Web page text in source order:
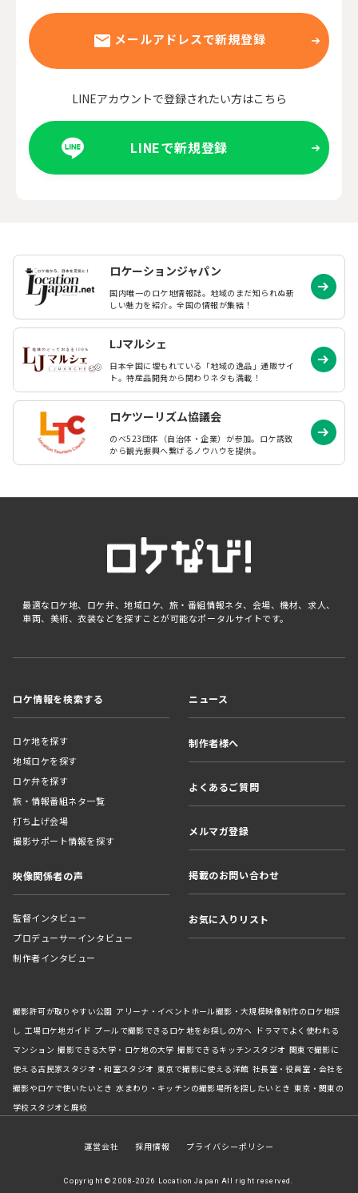
メールアドレスで新規登録
LINEアカウントで登録されたい方はこちら
LINEで新規登録
ロケーションジャパン
国内唯一のロケ地情報誌。地域のまだ知られぬ新
しい魅力を紹介。全国の情報が集結！
LJマルシェ
日本全国に埋もれている「地域の逸品」通販サイ
ト。特産品開発から関わりネタも満載！
ロケツーリズム協議会
のべ523団体（自治体・企業）が参加。ロケ誘致
から観光振興へ繋げるノウハウを提供。
最適なロケ地、ロケ弁、地域ロケ、旅・番組情報ネタ、会場、機材、求人、
車両、美術、衣装などを探すことが可能なポータルサイトです。
ロケ情報を検索する
ロケ地を探す
地域ロケを探す
ロケ弁を探す
旅・情報番組ネタ一覧
打ち上げ会場
撮影サポート情報を探す
映像関係者の声
監督インタビュー
プロデューサーインタビュー
制作者インタビュー
ニュース
制作者様へ
よくあるご質問
メルマガ登録
掲載のお問い合わせ
お気に入りリスト
撮影許可が取りやすい公園 アリーナ・イベントホール撮影・大規模映像制作のロケ地探
し 工場ロケ地ガイド プールで撮影できるロケ地をお探しの方へ ドラマでよく使われる
マンション 撮影できる大学・ロケ地の大学 撮影できるキッチンスタジオ 関東で撮影に
使える古民家スタジオ・和室スタジオ 東京で撮影に使える洋館 社長室・役員室・会社を
撮影やロケで使いたいとき 水まわり・キッチンの撮影場所を探したいとき 東京・関東の
学校スタジオと廃校
運営会社 採用情報 プライバシーポリシー
Copyright © 2008-2026 Location Japan All right reserved.